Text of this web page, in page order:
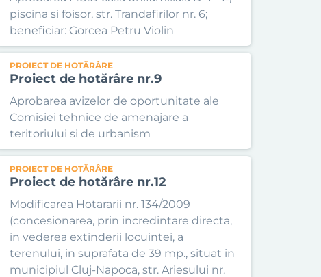
piscina si foisor, str. Trandafirilor nr. 6;
beneficiar: Gorcea Petru Violin
PROIECT DE HOTĂRÂRE
Proiect de hotărâre nr.9
Aprobarea avizelor de oportunitate ale
Comisiei tehnice de amenajare a
teritoriului si de urbanism
PROIECT DE HOTĂRÂRE
Proiect de hotărâre nr.12
Modificarea Hotararii nr. 134/2009
(concesionarea, prin incredintare directa,
in vederea extinderii locuintei, a
terenului, in suprafata de 39 mp., situat in
municipiul Cluj-Napoca, str. Ariesului nr.